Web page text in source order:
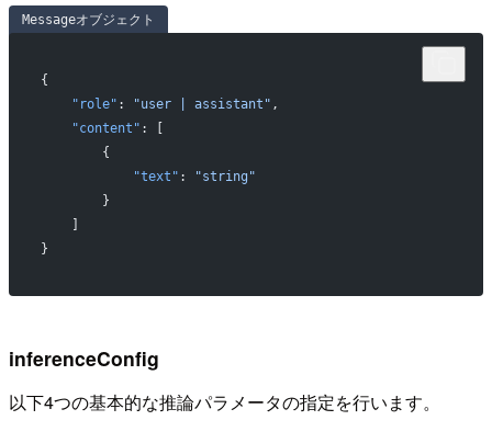
Messageオブジェクト
{
    "role"
: "user | assistant" ,
    "content"
: [
        {
            "text"
:
"string"
        }
}
inferenceConfig
以下4つの基本的な推論パラメータの指定を行います。